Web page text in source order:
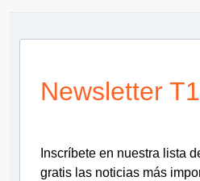
Newsletter
Inscríbete en nuestra lista
gratis las noticias más